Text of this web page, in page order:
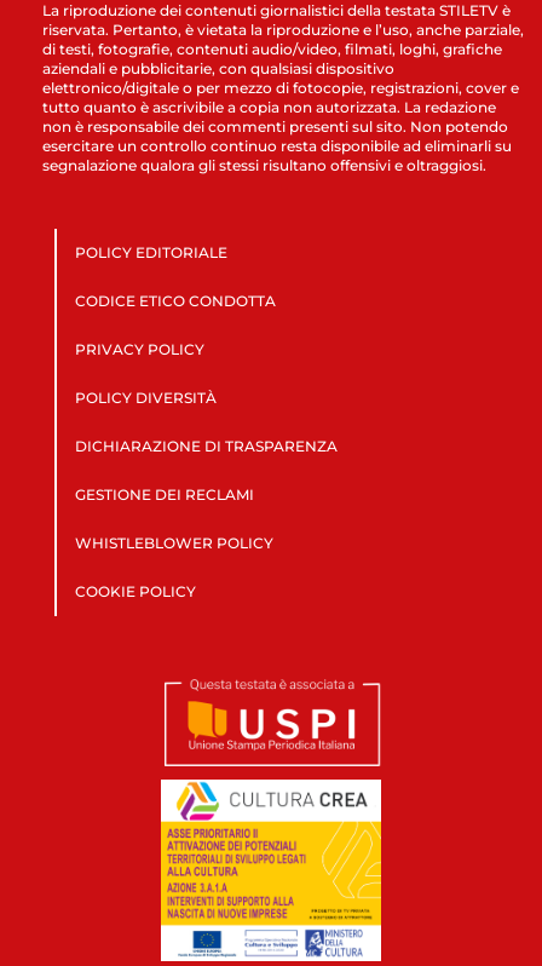
La riproduzione dei contenuti giornalistici della testata STILETV è
riservata. Pertanto, è vietata la riproduzione e l’uso, anche parziale,
di testi, fotografie, contenuti audio/video, filmati, loghi, grafiche
aziendali e pubblicitarie, con qualsiasi dispositivo
elettronico/digitale o per mezzo di fotocopie, registrazioni, cover e
tutto quanto è ascrivibile a copia non autorizzata. La redazione
non è responsabile dei commenti presenti sul sito. Non potendo
esercitare un controllo continuo resta disponibile ad eliminarli su
segnalazione qualora gli stessi risultano offensivi e oltraggiosi.
POLICY EDITORIALE
CODICE ETICO CONDOTTA
PRIVACY POLICY
POLICY DIVERSITÀ
DICHIARAZIONE DI TRASPARENZA
GESTIONE DEI RECLAMI
WHISTLEBLOWER POLICY
COOKIE POLICY